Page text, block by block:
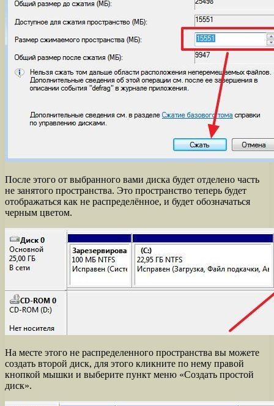
После этого от выбранного вами диска будет отделено часть
не занятого пространства. Это пространство теперь будет
отображаться как не распределённое, и будет обозначаться
черным цветом.
На месте этого не распределенного пространства вы можете
создать второй диск, для этого кликните по нему правой
кнопкой мышки и выберите пункт меню «Создать простой
диск».